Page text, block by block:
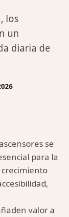
los
un
diaria de
se
para la
valor a